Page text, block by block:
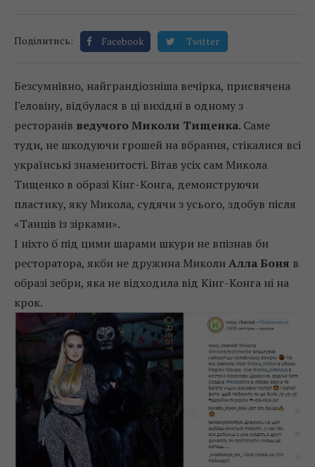
Поділитись: Facebook Twitter
Безсумнівно, найграндіозніша вечірка, присвячена
Геловіну, відбулася в ці вихідні в одному з
ресторанів ведучого Миколи Тищенка. Саме
туди, не шкодуючи грошей на вбрання, стікалися всі
українські знаменитості. Вітав усіх сам Микола
Тищенко в образі Кінг-Конга, демонструючи
пластику, яку Микола, судячи з усього, здобув після
«Танців із зірками».
І ніхто б під цими шарами шкури не впізнав би
ресторатора, якби не дружина МиколиАлла Боня в
образі зебри, яка не відходила від Кінг-Конга ні на
крок.